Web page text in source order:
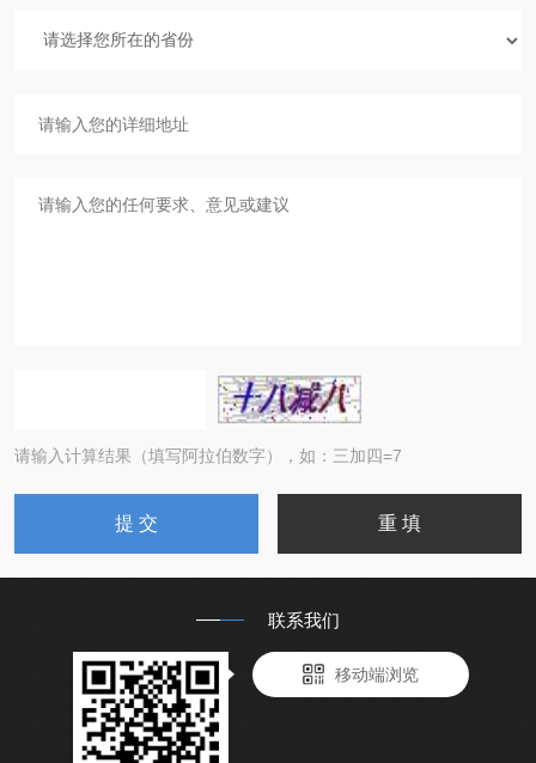
请输入计算结果（填写阿拉伯数字），如：三加四=7
联系我们
移动端浏览